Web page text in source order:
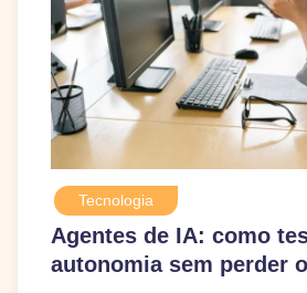
Tecnologia
Agentes de IA: como
autonomia sem perder